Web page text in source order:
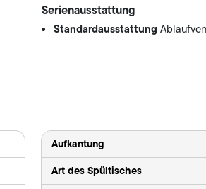
Serienausstattung
Standardausstattung
Aufkantung
Art des Spültisches